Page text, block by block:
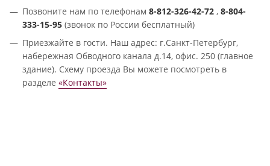
Позвоните нам по телефонам 8-812-326-42-72 , 8-804-
333-15-95 (звонок по России бесплатный)
Приезжайте в гости. Наш адрес: г.Санкт-Петербург,
набережная Обводного канала д.14, офис. 250 (главное
здание). Схему проезда Вы можете посмотреть в
разделе «Контакты»